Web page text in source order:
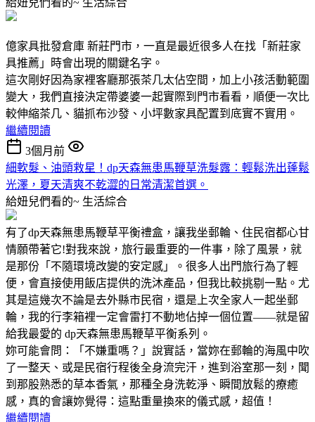
億家具批發倉庫 新莊門市，一直是最近很多人在找「新莊家
具推薦」時會出現的關鍵名字。
這次剛好因為家裡客廳那張茶几太佔空間，加上小孩活動範圍
變大，我們直接決定帶婆婆一起實際到門市看看，順便一次比
較伸縮茶几、貓抓布沙發、小坪數家具配置到底實不實用。
繼續閱讀
3個月前
細軟髮、油頭救星！dp天森無患馬鞭草洗髮露：輕鬆洗出蓬鬆
光澤，夏天清爽不乾澀的日常清潔首選。
給妞兒們看的~ 生活綜合
有了dp天森無患馬鞭草平衡禮盒，讓我坐郵輪、住民宿都心甘
情願帶著它!對我來說，旅行最重要的一件事，除了風景，就
是那份「不隨環境改變的安定感」。很多人出門旅行為了輕
便，會直接使用飯店提供的洗沐產品，但我比較挑剔一點。尤
其是這幾次不論是去外縣市民宿，還是上次全家人一起坐郵
輪，我的行李箱裡一定會雷打不動地佔掉一個位置——就是留
給我最愛的 dp天森無患馬鞭草平衡系列。
妳可能會問：「不嫌重嗎？」說實話，當妳在郵輪的海風中吹
了一整天、或是民宿行程後全身流完汗，進到浴室那一刻，聞
到那股熟悉的草本香氣，那種全身洗乾淨、瞬間放鬆的療癒
感，真的會讓妳覺得：這點重量換來的儀式感，超值！
繼續閱讀